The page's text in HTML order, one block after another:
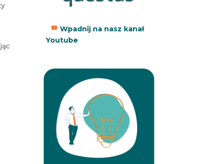
Wpadnij na nasz kanał
Youtube